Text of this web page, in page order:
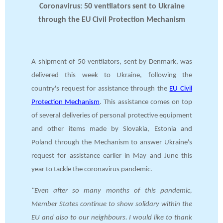
Coronavirus: 50 ventilators sent to Ukraine
through the EU Civil Protection Mechanism
A shipment of 50 ventilators, sent by Denmark, was
delivered this week to Ukraine, following the
country's request for assistance through the EU Civil
Protection Mechanism. This assistance comes on top
of several deliveries of personal protective equipment
and other items made by Slovakia, Estonia and
Poland through the Mechanism to answer Ukraine's
request for assistance earlier in May and June this
year to tackle the coronavirus pandemic.
"Even after so many months of this pandemic,
Member States continue to show solidary within the
EU and also to our neighbours. I would like to thank